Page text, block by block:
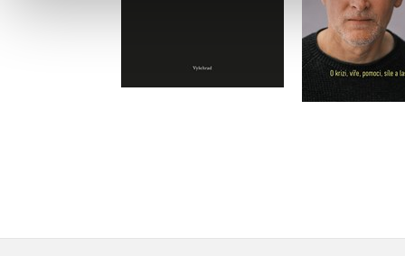
295 Kč
Do
319 Kč